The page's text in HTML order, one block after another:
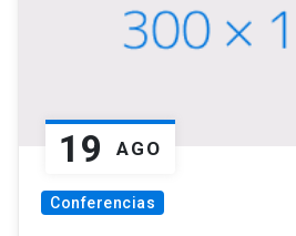
19 AGO
Conferencias